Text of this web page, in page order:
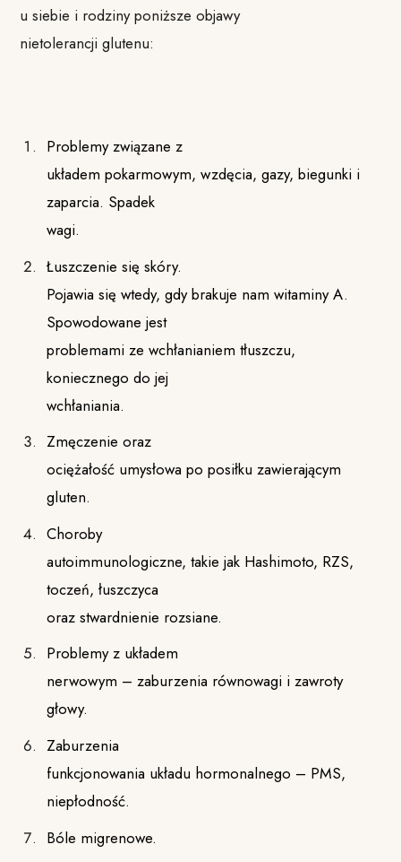
u siebie i rodziny poniższe objawy
nietolerancji glutenu:
Problemy związane z
układem pokarmowym, wzdęcia, gazy, biegunki i
zaparcia. Spadek
wagi.
Łuszczenie się skóry.
Pojawia się wtedy, gdy brakuje nam witaminy A.
Spowodowane jest
problemami ze wchłanianiem tłuszczu,
koniecznego do jej
wchłaniania.
Zmęczenie oraz
ociężałość umysłowa po posiłku zawierającym
gluten.
Choroby
autoimmunologiczne, takie jak Hashimoto, RZS,
toczeń, łuszczyca
oraz stwardnienie rozsiane.
Problemy z układem
nerwowym – zaburzenia równowagi i zawroty
głowy.
Zaburzenia
funkcjonowania układu hormonalnego – PMS,
niepłodność.
Bóle migrenowe.